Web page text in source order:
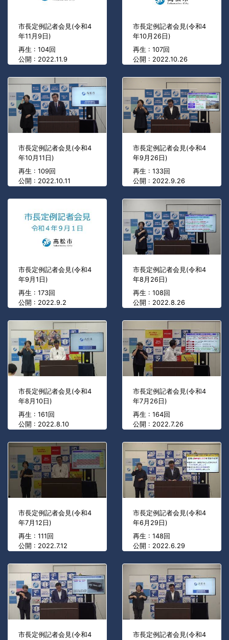
市長定例記者会見(令和4
年11月9日)
再生 : 104回
公開 : 2022.11.9
市長定例記者会見(令和4
年10月26日)
再生 : 107回
公開 : 2022.10.26
市長定例記者会見(令和4
年10月11日)
再生 : 109回
公開 : 2022.10.11
市長定例記者会見(令和4
年9月26日)
再生 : 133回
公開 : 2022.9.26
市長定例記者会見(令和4
年9月1日)
再生 : 173回
公開 : 2022.9.2
市長定例記者会見(令和4
年8月26日)
再生 : 108回
公開 : 2022.8.26
市長定例記者会見(令和4
年8月10日)
再生 : 161回
公開 : 2022.8.10
市長定例記者会見(令和4
年7月26日)
再生 : 164回
公開 : 2022.7.26
市長定例記者会見(令和4
年7月12日)
再生 : 111回
公開 : 2022.7.12
市長定例記者会見(令和4
年6月29日)
再生 : 148回
公開 : 2022.6.29
市長定例記者会見(令和4
市長定例記者会見(令和4